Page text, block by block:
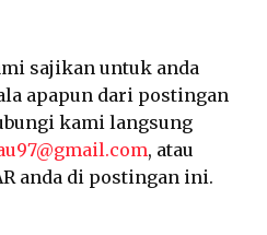
sajikan untuk anda
apapun dari postingan
kami langsung
, atau
anda di postingan ini.